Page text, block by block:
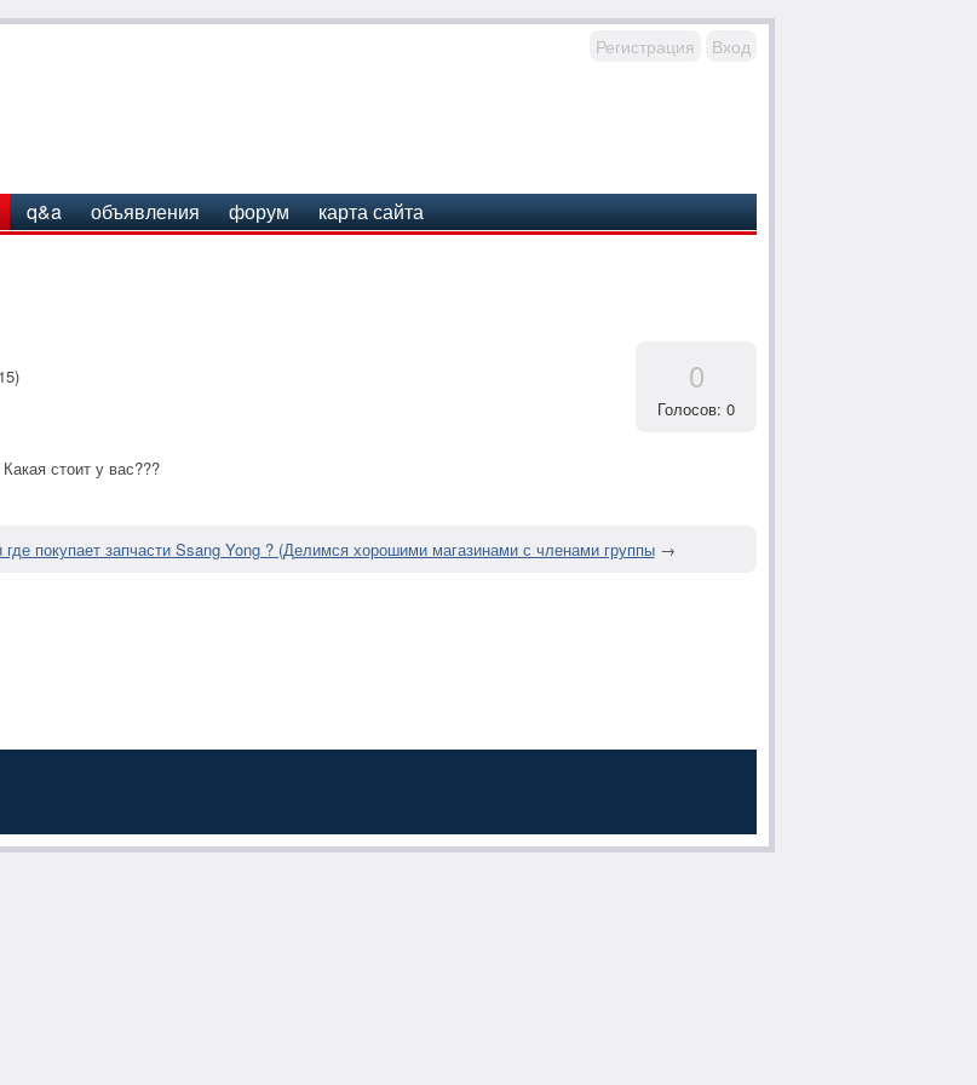
Регистрация Вход
q&a объявления форум карта сайта
0
Голосов: 0
стоит у вас???
где покупает запчасти Ssang Yong ? (Делимся хорошими магазинами с членами группы→